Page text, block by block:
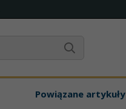
Powiązane artykuły